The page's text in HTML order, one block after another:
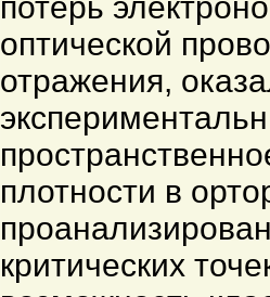
оптической
отражения,
плотности в
критических